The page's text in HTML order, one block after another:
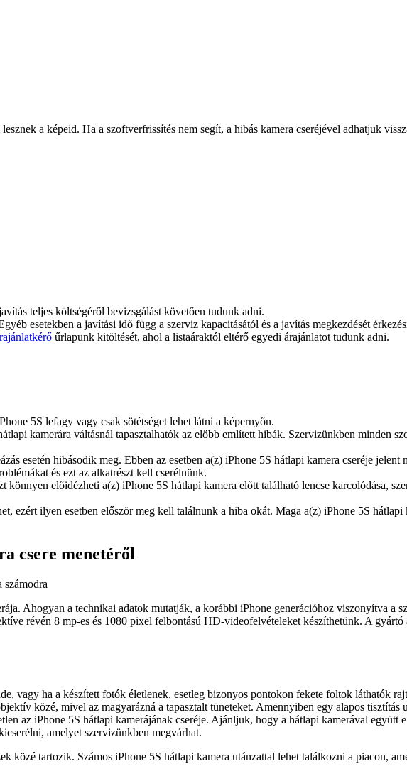
a képeid. Ha a szoftverfrissítés nem segít, a hibás kamera cseréjével adhatjuk
teljes költségéről bevizsgálást követően tudunk adni.
esetekben a javítási idő függ a szerviz kapacitásától és a javítás megkezdését
űrlapunk kitöltését, ahol a listaáraktól eltérő egyedi árajánlatot tudunk adni.
5S lefagy vagy csak sötétséget lehet látni a képernyőn.
kamerára váltásnál tapasztalhatók az előbb említett hibák. Szervizünkben minden
esetén hibásodik meg. Ebben az esetben a(z) iPhone 5S hátlapi kamera cseréje jelent
és ezt az alkatrészt kell cserélnünk.
előidézheti a(z) iPhone 5S hátlapi kamera előtt található lencse karcolódása,
ezért ilyen esetben először meg kell találnunk a hiba okát. Maga a(z) iPhone 5S
csere menetéről
Ahogyan a technikai adatok mutatják, a korábbi iPhone generációhoz viszonyítva a
révén 8 mp-es és 1080 pixel felbontású HD-videofelvételeket készíthetünk. A gyártó
vagy ha a készített fotók életlenek, esetleg bizonyos pontokon fekete foltok láthatók
közé, mivel az magyarázná a tapasztalt tüneteket. Amennyiben egy alapos tisztítás
az iPhone 5S hátlapi kamerájának cseréje. Ajánljuk, hogy a hátlapi kamerával együtt
amelyet szervizünkben megvárhat.
közé tartozik. Számos iPhone 5S hátlapi kamera utánzattal lehet találkozni a piacon,